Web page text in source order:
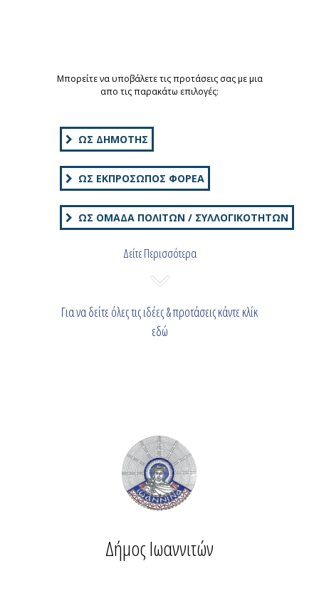
Μπορείτε να υποβάλετε τις προτάσεις σας με μια
απο τις παρακάτω επιλογές:
ΩΣ ΔΗΜΌΤΗΣ
ΩΣ ΕΚΠΡΌΣΩΠΟΣ ΦΟΡΈΑ
ΩΣ ΟΜΆΔΑ ΠΟΛΙΤΏΝ / ΣΥΛΛΟΓΙΚΟΤΉΤΩΝ
Δείτε Περισσότερα
Για να δείτε όλες τις ιδέες & προτάσεις κάντε κλίκ
εδώ
Δήμος Ιωαννιτών